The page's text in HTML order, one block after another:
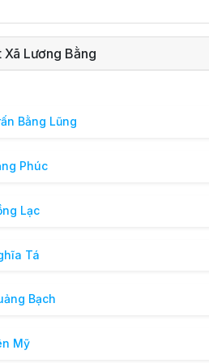
Xã Lương Bằng
Bằng Lũng
Phúc
Lạc
Tá
Bạch
Mỹ